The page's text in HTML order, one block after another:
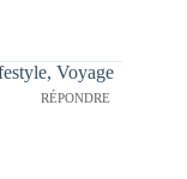
Voyage
RÉPONDRE